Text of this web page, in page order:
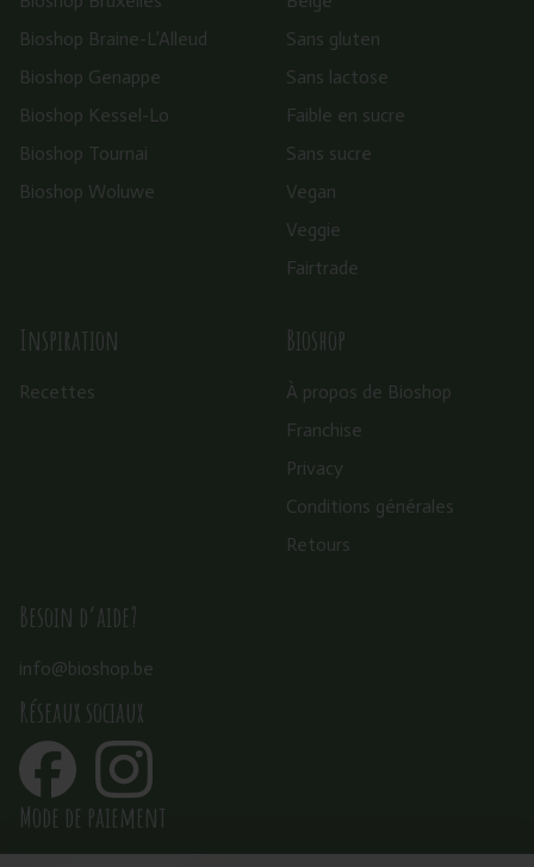
Bioshop Braine-L’Alleud
Bioshop Genappe
Bioshop Kessel-Lo
Bioshop Tournai
Bioshop Woluwe
Sans gluten
Sans lactose
Faible en sucre
Sans sucre
Vegan
Veggie
Fairtrade
Inspiration
Recettes
Bioshop
À propos de Bioshop
Franchise
Privacy
Conditions générales
Retours
Besoin d’aide?
info@bioshop.be
Réseaux sociaux
Mode de paiement